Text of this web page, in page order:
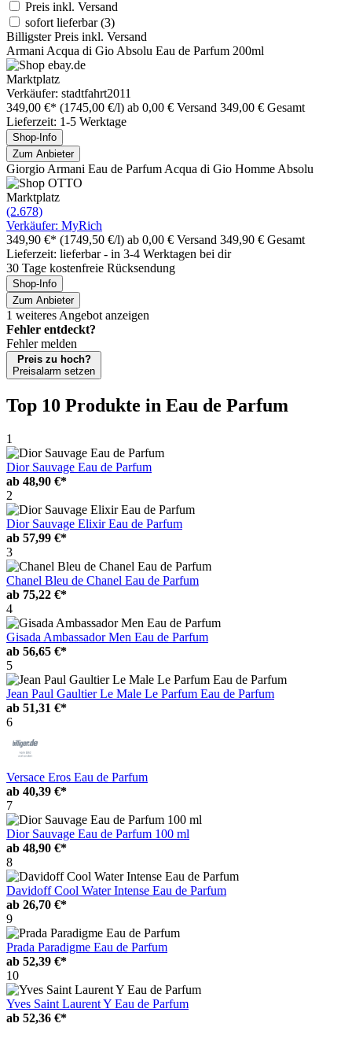
Preis inkl. Versand
sofort lieferbar(3)
Billigster Preis inkl. Versand
Armani Acqua di Gio Absolu Eau de Parfum 200ml
Marktplatz
Verkäufer: stadtfahrt2011
349,00 €* (1745,00 €/l) ab 0,00 € Versand 349,00 € Gesamt
Lieferzeit: 1-5 Werktage
Shop-Info
Zum Anbieter
Giorgio Armani Eau de Parfum Acqua di Gio Homme Absolu
Marktplatz
(2.678)
Verkäufer: MyRich
349,90 €* (1749,50 €/l) ab 0,00 € Versand 349,90 € Gesamt
Lieferzeit: lieferbar - in 3-4 Werktagen bei dir
30 Tage kostenfreie Rücksendung
Shop-Info
Zum Anbieter
1 weiteres Angebot anzeigen
Fehler entdeckt?
Fehler melden
Preis zu hoch?
Preisalarm setzen
Top 10 Produkte in Eau de Parfum
1
Dior Sauvage Eau de Parfum
ab 48,90 €*
2
Dior Sauvage Elixir Eau de Parfum
ab 57,99 €*
3
Chanel Bleu de Chanel Eau de Parfum
ab 75,22 €*
4
Gisada Ambassador Men Eau de Parfum
ab 56,65 €*
5
Jean Paul Gaultier Le Male Le Parfum Eau de Parfum
ab 51,31 €*
6
Versace Eros Eau de Parfum
ab 40,39 €*
7
Dior Sauvage Eau de Parfum 100 ml
ab 48,90 €*
8
Davidoff Cool Water Intense Eau de Parfum
ab 26,70 €*
9
Prada Paradigme Eau de Parfum
ab 52,39 €*
10
Yves Saint Laurent Y Eau de Parfum
ab 52,36 €*